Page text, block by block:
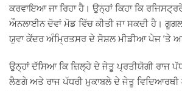
ਕਰਵਾਇਆ ਜਾ ਰਿਹਾ ਹੈ। ਉਨ੍ਹਾਂ ਕਿਹਾ ਕਿ
ਔਨਲਾਈਨ ਦੋਵਾਂ ਮੋਡ ਵਿੱਚ ਕੀਤੀ ਜਾ ਸਕਦੀ ਹੈ।
ਯੁਵਾ ਕੇਂਦਰ ਅੰਮ੍ਰਿਤਸਰ ਦੇ ਸੋਸ਼ਲ ਮੀਡੀਆ ਪੇਜ ’ਤੇ
ਉਨ੍ਹਾਂ ਦੱਸਿਆ ਕਿ ਜ਼ਿਲ੍ਹੇ ਦੇ ਜੇਤੂ ਪ੍ਰਤੀਯੋਗੀ ਰਾਜ
ਲੈਣਗੇ ਅਤੇ ਰਾਜ ਪੱਧਰੀ ਮੁਕਾਬਲੇ ਦੇ ਜੇਤੂ ਵਿਦਿਆਰਥੀ